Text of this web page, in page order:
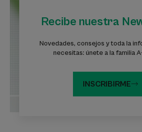
Recibe nuestra
Novedades, consejos y toda la
necesitas: únete a la familia
INSCRIBIRME